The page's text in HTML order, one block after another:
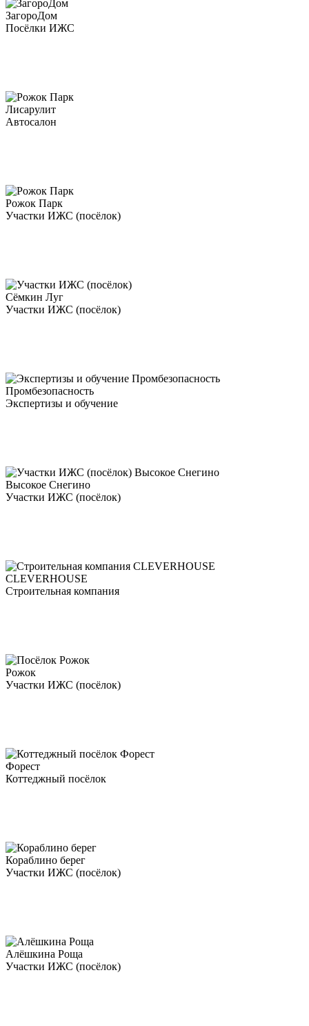
ЗагороДом
Посёлки ИЖС
Лисарулит
Автосалон
Рожок Парк
Участки ИЖС (посёлок)
Сёмкин Луг
Участки ИЖС (посёлок)
Промбезопасность
Экспертизы и обучение
Высокое Снегино
Участки ИЖС (посёлок)
CLEVERHOUSE
Строительная компания
Рожок
Участки ИЖС (посёлок)
Форест
Коттеджный посёлок
Кораблино берег
Участки ИЖС (посёлок)
Алёшкина Роща
Участки ИЖС (посёлок)